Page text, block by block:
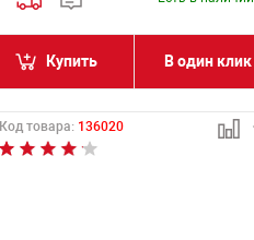
Купить В один клик
Код товара: 136020